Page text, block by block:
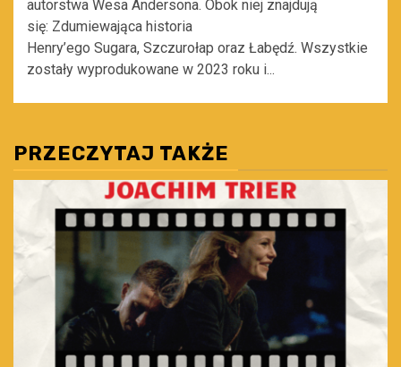
autorstwa Wesa Andersona. Obok niej znajdują
się: Zdumiewająca historia
Henry’ego Sugara, Szczurołap oraz Łabędź. Wszystkie
zostały wyprodukowane w 2023 roku i...
PRZECZYTAJ TAKŻE